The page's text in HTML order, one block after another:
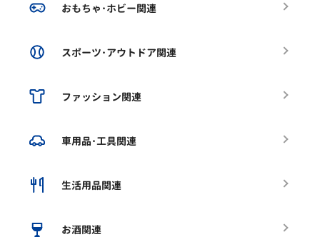
おもちゃ･ホビー関連
スポーツ･アウトドア関連
ファッション関連
車用品･工具関連
生活用品関連
お酒関連